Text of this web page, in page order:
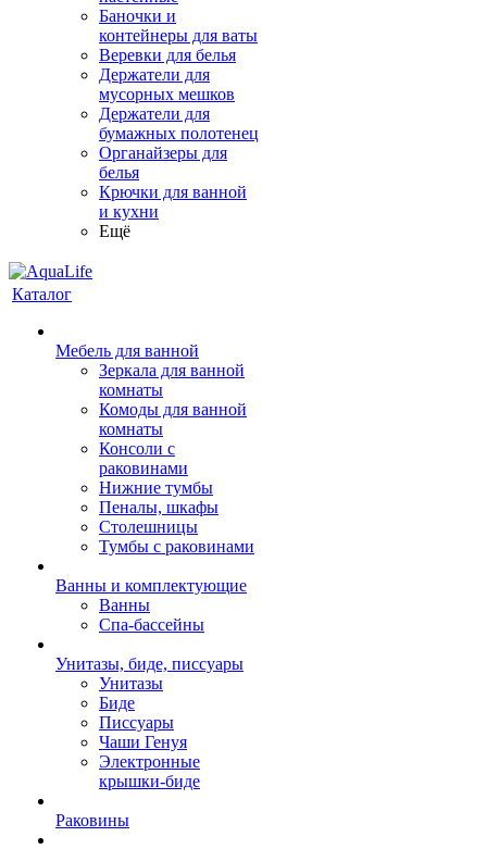
Баночки и
контейнеры для ваты
Веревки для белья
Держатели для
мусорных мешков
Держатели для
бумажных полотенец
Органайзеры для
белья
Крючки для ванной
и кухни
Ещё
Каталог
Мебель для ванной
Зеркала для ванной
комнаты
Комоды для ванной
комнаты
Консоли с
раковинами
Нижние тумбы
Пеналы, шкафы
Столешницы
Тумбы с раковинами
Ванны и комплектующие
Ванны
Спа-бассейны
Унитазы, биде, писсуары
Унитазы
Биде
Писсуары
Чаши Генуя
Электронные
крышки-биде
Раковины